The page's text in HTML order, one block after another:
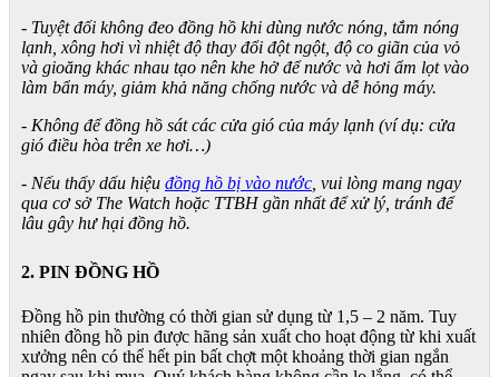
- Tuyệt đối không đeo đồng hồ khi dùng nước nóng, tắm nóng
lạnh, xông hơi vì nhiệt độ thay đổi đột ngột, độ co giãn của vỏ
và gioăng khác nhau tạo nên khe hở để nước và hơi ẩm lọt vào
làm bẩn máy, giảm khả năng chống nước và dễ hỏng máy.
- Không để đồng hồ sát các cửa gió của máy lạnh (ví dụ: cửa
gió điều hòa trên xe hơi…)
- Nếu thấy dấu hiệu đồng hồ bị vào nước , vui lòng mang ngay
qua cơ sở The Watch hoặc TTBH gần nhất để xử lý, tránh để
lâu gây hư hại đồng hồ.
2. PIN ĐỒNG HỒ
Đồng hồ pin thường có thời gian sử dụng từ 1,5 – 2 năm. Tuy
nhiên đồng hồ pin được hãng sản xuất cho hoạt động từ khi xuất
xưởng nên có thể hết pin bất chợt một khoảng thời gian ngắn